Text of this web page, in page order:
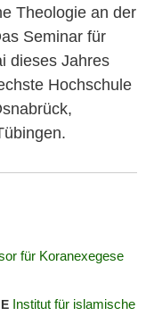
Theologie an der
Seminar für
dieses Jahres
Hochschule
für Koranexegese
Institut für islamische